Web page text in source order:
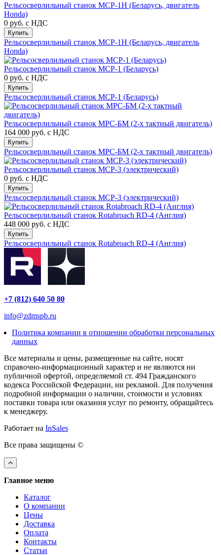
Рельсосверлильный станок МСР-1H (Беларусь, двигатель
Honda)
0 руб. с НДС
Купить
Рельсосверлильный станок МСР-1H (Беларусь, двигатель
Honda)
Рельсосверлильный станок МСР-1 (Беларусь)
0 руб. с НДС
Купить
Рельсосверлильный станок МСР-1 (Беларусь)
Рельсосверлильный станок МРС-БМ (2-х тактный двигатель)
164 000 руб. с НДС
Купить
Рельсосверлильный станок МРС-БМ (2-х тактный двигатель)
Рельсосверлильный станок МСР-3 (электрический)
0 руб. с НДС
Купить
Рельсосверлильный станок МСР-3 (электрический)
Рельсосверлильный станок Rotabroach RD-4 (Англия)
448 000 руб. с НДС
Купить
Рельсосверлильный станок Rotabroach RD-4 (Англия)
+7 (812) 640 50 80
info@zdmspb.ru
Политика компании в отношении обработки персональных
данных
Все материалы и цены, размещенные на сайте, носят
справочно-информационный характер и не являются ни
публичной офертой, определяемой ст. 494 Гражданского
кодекса Российской Федерации, ни рекламой. Для получения
подробной информации о наличии, стоимости и условиях
поставки товара или оказания услуг по ремонту, обращайтесь
к менеджеру.
Работает на InSales
Все права защищены ©
Главное меню
Каталог
О компании
Цены
Доставка
Оплата
Контакты
Статьи